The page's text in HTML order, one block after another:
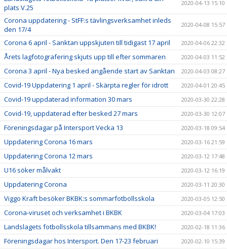
plats V.25
2020-04-13 15:10
Corona uppdatering - StFF:s tävlingsverksamhet inleds
den 17/4
2020-04-08 15:57
Corona 6 april - Sanktan uppskjuten till tidigast 17 april 2020-04-06 22:32
Årets lagfotografering skjuts upp till efter sommaren 2020-04-03 11:52
Corona 3 april - Nya besked angående start av Sanktan 2020-04-03 08:27
Covid-19 Uppdatering 1 april - Skärpta regler för idrott 2020-04-01 20:45
Covid-19 uppdaterad information 30 mars 2020-03-30 22:28
Covid-19, uppdaterad efter besked 27 mars 2020-03-30 12:07
Föreningsdagar på Intersport Vecka 13 2020-03-18 09:54
Uppdatering Corona 16 mars 2020-03-16 21:59
Uppdatering Corona 12 mars 2020-03-12 17:48
U16 söker målvakt 2020-03-12 16:19
Uppdatering Corona 2020-03-11 20:30
Viggo Kraft besöker BKBK:s sommarfotbollsskola 2020-03-05 12:50
Corona-viruset och verksamhet i BKBK 2020-03-04 17:03
Landslagets fotbollsskola tillsammans med BKBK! 2020-02-18 11:36
Föreningsdagar hos Intersport. Den 17-23 februari 2020-02-10 15:39